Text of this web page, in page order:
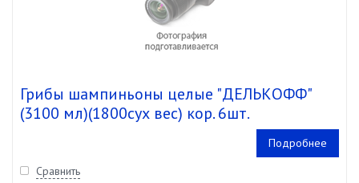
Грибы шампиньоны целые "ДЕЛЬКОФФ"
(3100 мл)(1800сух вес) кор. 6шт.
Подробнее
Сравнить